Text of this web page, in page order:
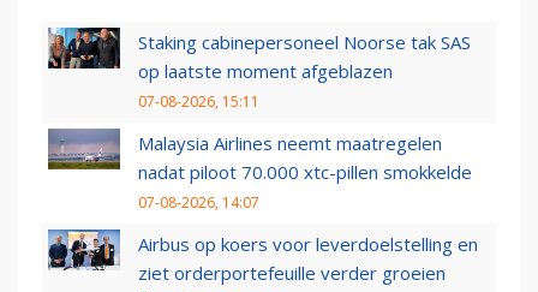
Staking cabinepersoneel Noorse tak SAS
op laatste moment afgeblazen
07-08-2026, 15:11
Malaysia Airlines neemt maatregelen
nadat piloot 70.000 xtc-pillen smokkelde
07-08-2026, 14:07
Airbus op koers voor leverdoelstelling en
ziet orderportefeuille verder groeien